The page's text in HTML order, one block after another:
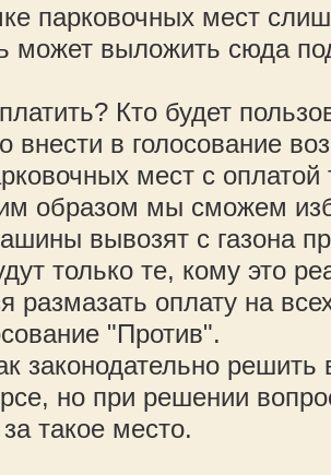
парковочных мест
может выложить сюда
Кто будет
внести в голосование
мест с оплатой
образом мы сможем
вывозят с газона
только те, кому это
размазать оплату на
"Против".
законодательно
но при решении
такое место.